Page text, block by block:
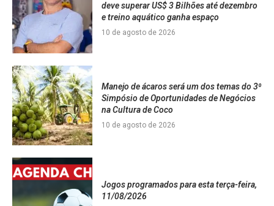
deve superar US$ 3 Bilhões até dezembro
e treino aquático ganha espaço
10 de agosto de 2026
Manejo de ácaros será um dos temas do 3⁰
Simpósio de Oportunidades de Negócios
na Cultura de Coco
10 de agosto de 2026
Jogos programados para esta terça-feira,
11/08/2026